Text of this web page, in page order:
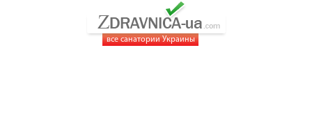
все санатории Украины